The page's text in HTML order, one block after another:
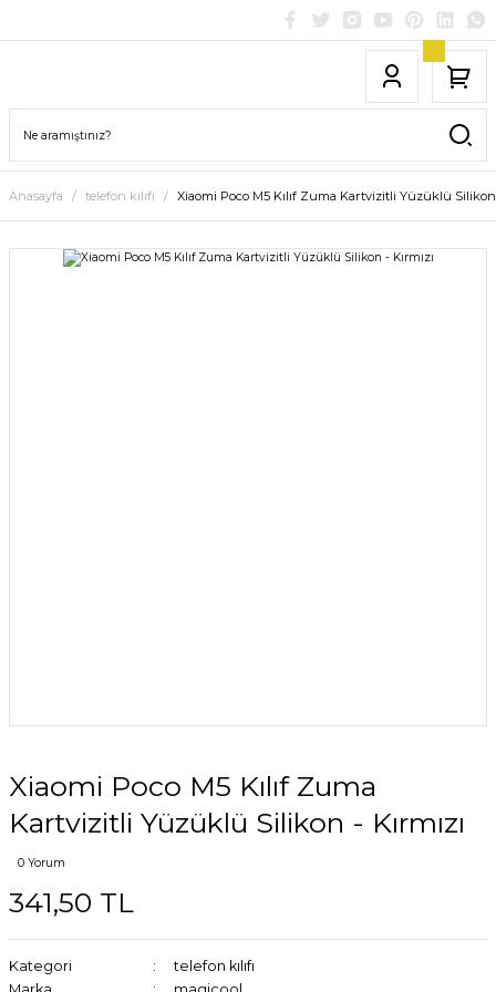
Anasayfa telefon kılıfı Xiaomi Poco M5 Kılıf Zuma Kartvizitli Yüzüklü Silikon
Xiaomi Poco M5 Kılıf Zuma
Kartvizitli Yüzüklü Silikon - Kırmızı
0 Yorum
341,50 TL
Kategori
telefon kılıfı